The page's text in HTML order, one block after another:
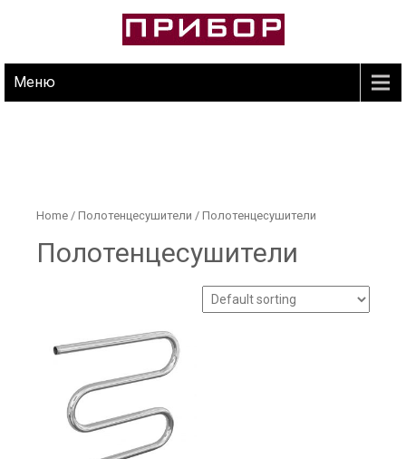
ПРИБОР-КОПЕЙСК
Меню
Home / Полотенцесушители / Полотенцесушители
Полотенцесушители